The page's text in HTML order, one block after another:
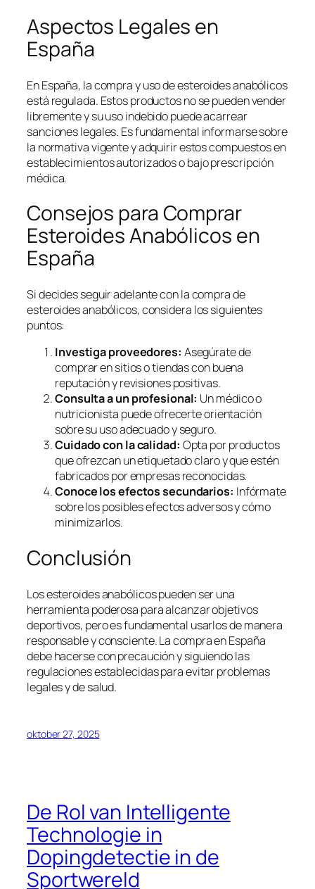
Aspectos Legales en
España
En España, la compra y uso de esteroides anabólicos
está regulada. Estos productos no se pueden vender
libremente y su uso indebido puede acarrear
sanciones legales. Es fundamental informarse sobre
la normativa vigente y adquirir estos compuestos en
establecimientos autorizados o bajo prescripción
médica.
Consejos para Comprar
Esteroides Anabólicos en
España
Si decides seguir adelante con la compra de
esteroides anabólicos, considera los siguientes
puntos:
Investiga proveedores: Asegúrate de
comprar en sitios o tiendas con buena
reputación y revisiones positivas.
Consulta a un profesional: Un médico o
nutricionista puede ofrecerte orientación
sobre su uso adecuado y seguro.
Cuidado con la calidad: Opta por productos
que ofrezcan un etiquetado claro y que estén
fabricados por empresas reconocidas.
Conoce los efectos secundarios: Infórmate
sobre los posibles efectos adversos y cómo
minimizarlos.
Conclusión
Los esteroides anabólicos pueden ser una
herramienta poderosa para alcanzar objetivos
deportivos, pero es fundamental usarlos de manera
responsable y consciente. La compra en España
debe hacerse con precaución y siguiendo las
regulaciones establecidas para evitar problemas
legales y de salud.
oktober 27, 2025
De Rol van Intelligente
Technologie in
Dopingdetectie in de
Sportwereld